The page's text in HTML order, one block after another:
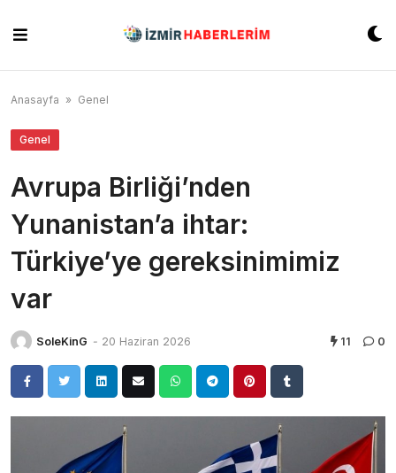
content
Anasayfa » Genel
Genel
Avrupa Birliği’nden
Yunanistan’a ihtar:
Türkiye’ye gereksinimimiz
var
SoleKinG - 20 Haziran 2026 11 0